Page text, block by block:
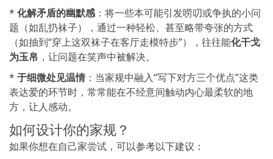
* 化解矛盾的幽默感：将一些本可能引发唠叨或争执的小问
题（如乱扔袜子），通过一种轻松、甚至略带夸张的方式
（如抽到“穿上这双袜子在客厅走模特步”），往往能化干戈
为玉帛 ，让问题在笑声中被解决。
* 于细微处见温情：当家规中融入“写下对方三个优点”这类
表达爱的环节时，常常能在不经意间触动内心最柔软的地
方，让人感动。
如何设计你的家规？
如果你想在自己家尝试，可以参考以下建议：